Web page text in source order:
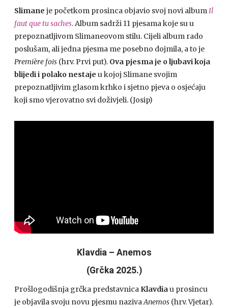
Slimane je početkom prosinca objavio svoj novi album Il
faut que tu saches. Album sadrži 11 pjesama koje su u
prepoznatljivom Slimaneovom stilu. Cijeli album rado
poslušam, ali jedna pjesma me posebno dojmila, a to je
Première fois (hrv. Prvi put). Ova pjesma je o ljubavi koja
blijedi i polako nestaje u kojoj Slimane svojim
prepoznatljivim glasom krhko i sjetno pjeva o osjećaju
koji smo vjerovatno svi doživjeli. (Josip)
Klavdia – Anemos
(Grčka 2025.)
Prošlogodišnja grčka predstavnica Klavdiau prosincu
je objavila svoju novu pjesmu nazivaAnemos (hrv. Vjetar).